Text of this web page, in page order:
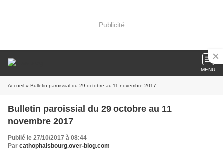
Publicité
MENU
Accueil » Bulletin paroissial du 29 octobre au 11 novembre 2017
Bulletin paroissial du 29 octobre au 11
novembre 2017
Publié le 27/10/2017 à 08:44
Par cathophalsbourg.over-blog.com